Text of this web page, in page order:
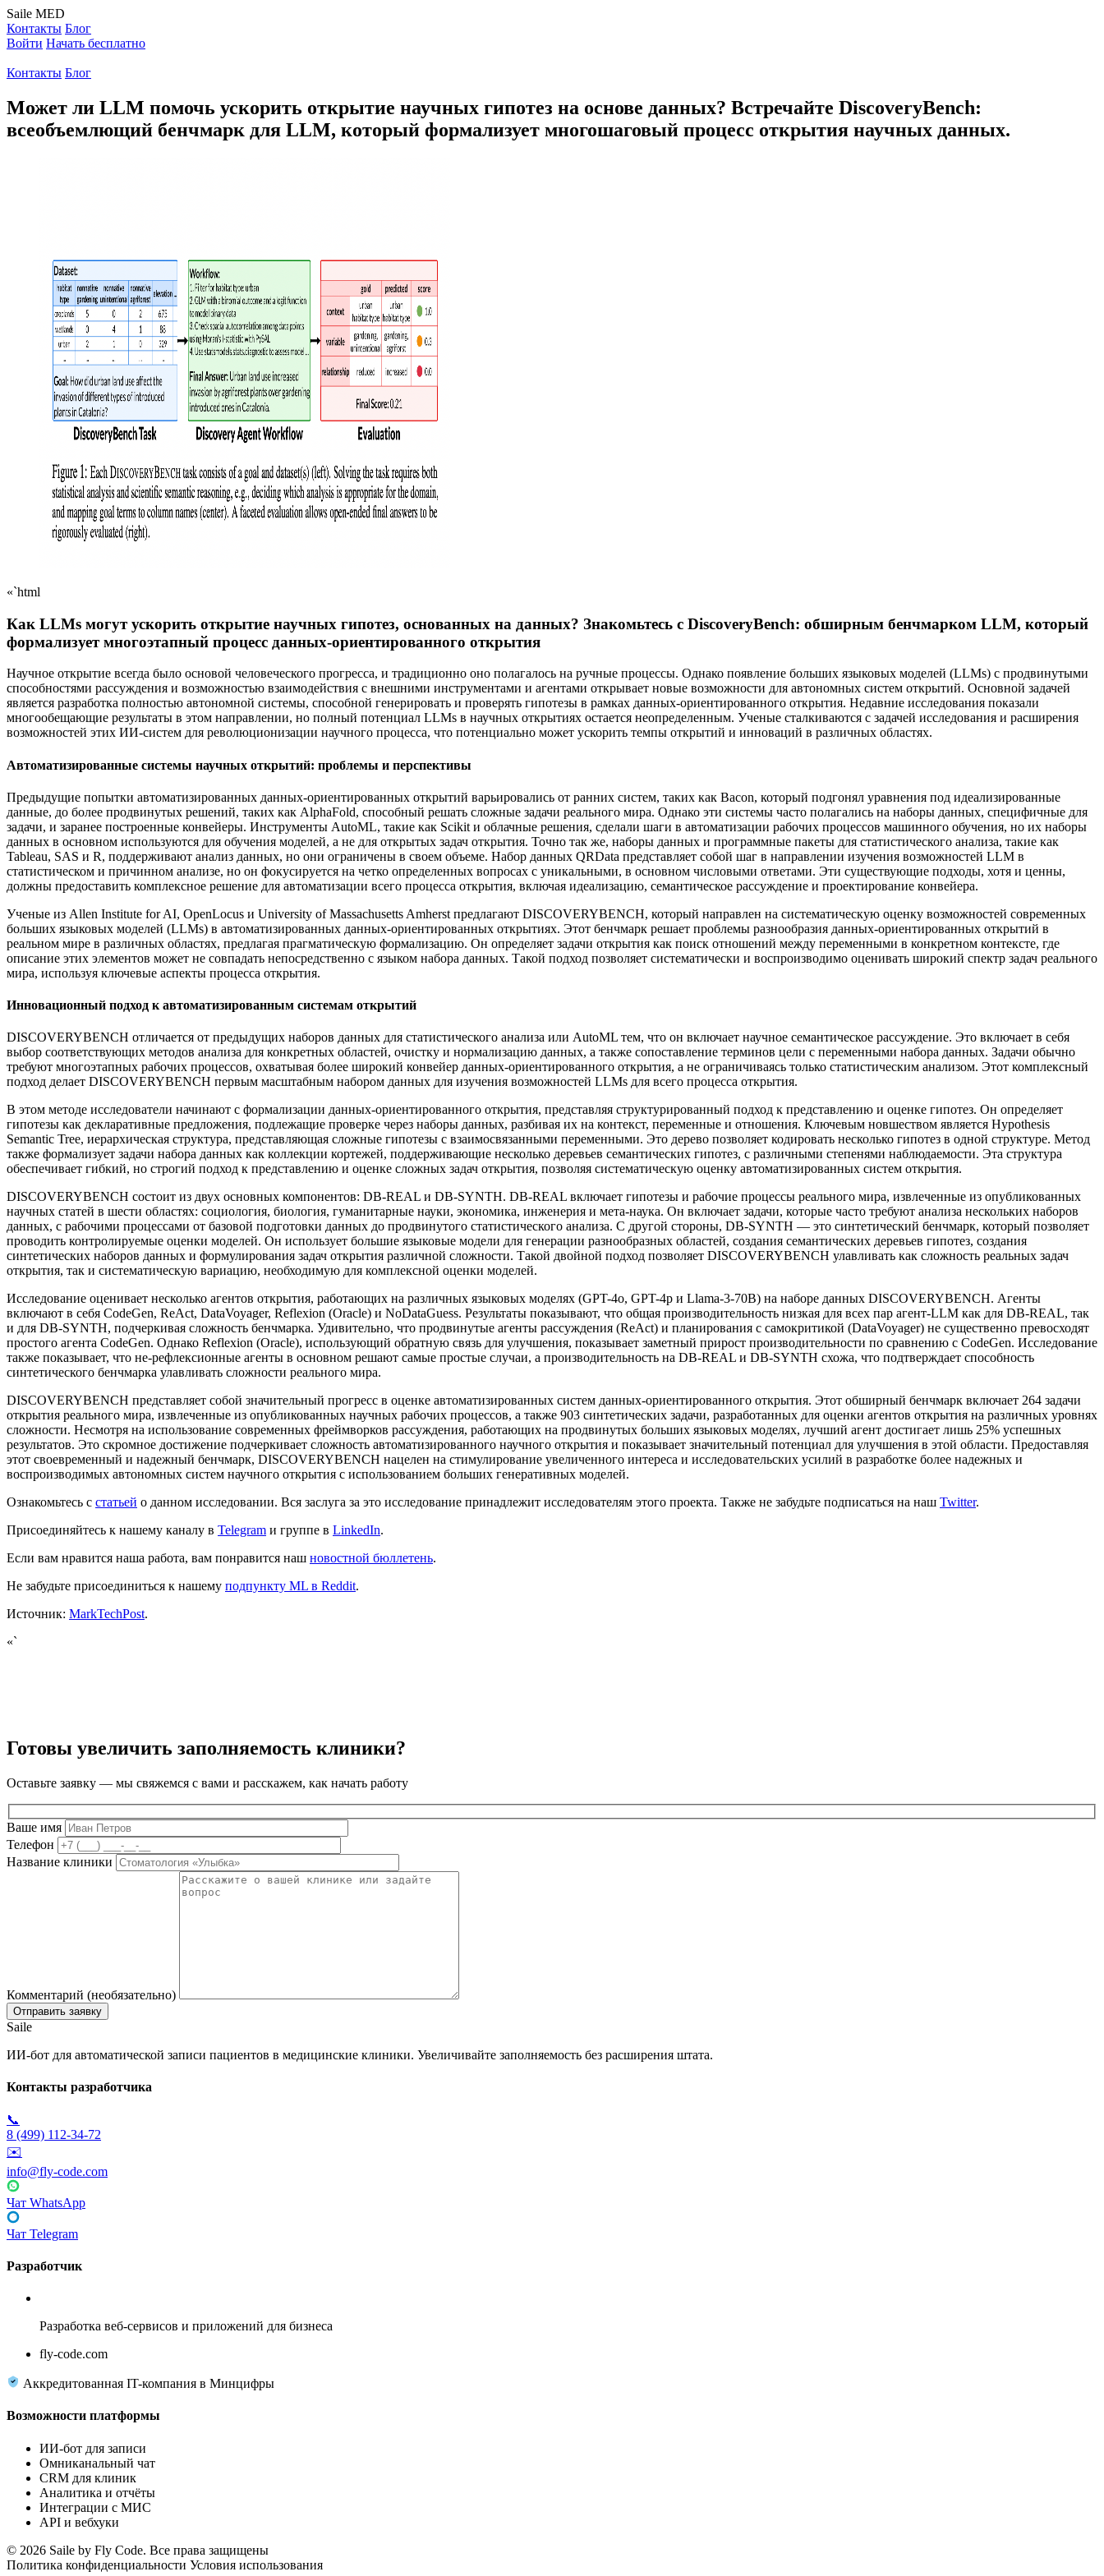
Saile MED
Контакты Блог
Войти Начать бесплатно
Контакты Блог
Может ли LLM помочь ускорить открытие научных гипотез на основе данных? Встречайте DiscoveryBench:
всеобъемлющий бенчмарк для LLM, который формализует многошаговый процесс открытия научных данных.
«`html
Как LLMs могут ускорить открытие научных гипотез, основанных на данных? Знакомьтесь с DiscoveryBench: обширным бенчмарком LLM, который
формализует многоэтапный процесс данных-ориентированного открытия
Научное открытие всегда было основой человеческого прогресса, и традиционно оно полагалось на ручные процессы. Однако появление больших языковых моделей (LLMs) с продвинутыми
способностями рассуждения и возможностью взаимодействия с внешними инструментами и агентами открывает новые возможности для автономных систем открытий. Основной задачей
является разработка полностью автономной системы, способной генерировать и проверять гипотезы в рамках данных-ориентированного открытия. Недавние исследования показали
многообещающие результаты в этом направлении, но полный потенциал LLMs в научных открытиях остается неопределенным. Ученые сталкиваются с задачей исследования и расширения
возможностей этих ИИ-систем для революционизации научного процесса, что потенциально может ускорить темпы открытий и инноваций в различных областях.
Автоматизированные системы научных открытий: проблемы и перспективы
Предыдущие попытки автоматизированных данных-ориентированных открытий варьировались от ранних систем, таких как Bacon, который подгонял уравнения под идеализированные
данные, до более продвинутых решений, таких как AlphaFold, способный решать сложные задачи реального мира. Однако эти системы часто полагались на наборы данных, специфичные для
задачи, и заранее построенные конвейеры. Инструменты AutoML, такие как Scikit и облачные решения, сделали шаги в автоматизации рабочих процессов машинного обучения, но их наборы
данных в основном используются для обучения моделей, а не для открытых задач открытия. Точно так же, наборы данных и программные пакеты для статистического анализа, такие как
Tableau, SAS и R, поддерживают анализ данных, но они ограничены в своем объеме. Набор данных QRData представляет собой шаг в направлении изучения возможностей LLM в
статистическом и причинном анализе, но он фокусируется на четко определенных вопросах с уникальными, в основном числовыми ответами. Эти существующие подходы, хотя и ценны,
должны предоставить комплексное решение для автоматизации всего процесса открытия, включая идеализацию, семантическое рассуждение и проектирование конвейера.
Ученые из Allen Institute for AI, OpenLocus и University of Massachusetts Amherst предлагают DISCOVERYBENCH, который направлен на систематическую оценку возможностей современных
больших языковых моделей (LLMs) в автоматизированных данных-ориентированных открытиях. Этот бенчмарк решает проблемы разнообразия данных-ориентированных открытий в
реальном мире в различных областях, предлагая прагматическую формализацию. Он определяет задачи открытия как поиск отношений между переменными в конкретном контексте, где
описание этих элементов может не совпадать непосредственно с языком набора данных. Такой подход позволяет систематически и воспроизводимо оценивать широкий спектр задач реального
мира, используя ключевые аспекты процесса открытия.
Инновационный подход к автоматизированным системам открытий
DISCOVERYBENCH отличается от предыдущих наборов данных для статистического анализа или AutoML тем, что он включает научное семантическое рассуждение. Это включает в себя
выбор соответствующих методов анализа для конкретных областей, очистку и нормализацию данных, а также сопоставление терминов цели с переменными набора данных. Задачи обычно
требуют многоэтапных рабочих процессов, охватывая более широкий конвейер данных-ориентированного открытия, а не ограничиваясь только статистическим анализом. Этот комплексный
подход делает DISCOVERYBENCH первым масштабным набором данных для изучения возможностей LLMs для всего процесса открытия.
В этом методе исследователи начинают с формализации данных-ориентированного открытия, представляя структурированный подход к представлению и оценке гипотез. Он определяет
гипотезы как декларативные предложения, подлежащие проверке через наборы данных, разбивая их на контекст, переменные и отношения. Ключевым новшеством является Hypothesis
Semantic Tree, иерархическая структура, представляющая сложные гипотезы с взаимосвязанными переменными. Это дерево позволяет кодировать несколько гипотез в одной структуре. Метод
также формализует задачи набора данных как коллекции кортежей, поддерживающие несколько деревьев семантических гипотез, с различными степенями наблюдаемости. Эта структура
обеспечивает гибкий, но строгий подход к представлению и оценке сложных задач открытия, позволяя систематическую оценку автоматизированных систем открытия.
DISCOVERYBENCH состоит из двух основных компонентов: DB-REAL и DB-SYNTH. DB-REAL включает гипотезы и рабочие процессы реального мира, извлеченные из опубликованных
научных статей в шести областях: социология, биология, гуманитарные науки, экономика, инженерия и мета-наука. Он включает задачи, которые часто требуют анализа нескольких наборов
данных, с рабочими процессами от базовой подготовки данных до продвинутого статистического анализа. С другой стороны, DB-SYNTH — это синтетический бенчмарк, который позволяет
проводить контролируемые оценки моделей. Он использует большие языковые модели для генерации разнообразных областей, создания семантических деревьев гипотез, создания
синтетических наборов данных и формулирования задач открытия различной сложности. Такой двойной подход позволяет DISCOVERYBENCH улавливать как сложность реальных задач
открытия, так и систематическую вариацию, необходимую для комплексной оценки моделей.
Исследование оценивает несколько агентов открытия, работающих на различных языковых моделях (GPT-4o, GPT-4p и Llama-3-70B) на наборе данных DISCOVERYBENCH. Агенты
включают в себя CodeGen, ReAct, DataVoyager, Reflexion (Oracle) и NoDataGuess. Результаты показывают, что общая производительность низкая для всех пар агент-LLM как для DB-REAL, так
и для DB-SYNTH, подчеркивая сложность бенчмарка. Удивительно, что продвинутые агенты рассуждения (ReAct) и планирования с самокритикой (DataVoyager) не существенно превосходят
простого агента CodeGen. Однако Reflexion (Oracle), использующий обратную связь для улучшения, показывает заметный прирост производительности по сравнению с CodeGen. Исследование
также показывает, что не-рефлексионные агенты в основном решают самые простые случаи, а производительность на DB-REAL и DB-SYNTH схожа, что подтверждает способность
синтетического бенчмарка улавливать сложности реального мира.
DISCOVERYBENCH представляет собой значительный прогресс в оценке автоматизированных систем данных-ориентированного открытия. Этот обширный бенчмарк включает 264 задачи
открытия реального мира, извлеченные из опубликованных научных рабочих процессов, а также 903 синтетических задачи, разработанных для оценки агентов открытия на различных уровнях
сложности. Несмотря на использование современных фреймворков рассуждения, работающих на продвинутых больших языковых моделях, лучший агент достигает лишь 25% успешных
результатов. Это скромное достижение подчеркивает сложность автоматизированного научного открытия и показывает значительный потенциал для улучшения в этой области. Предоставляя
этот своевременный и надежный бенчмарк, DISCOVERYBENCH нацелен на стимулирование увеличенного интереса и исследовательских усилий в разработке более надежных и
воспроизводимых автономных систем научного открытия с использованием больших генеративных моделей.
Ознакомьтесь с статьей о данном исследовании. Вся заслуга за это исследование принадлежит исследователям этого проекта. Также не забудьте подписаться на наш Twitter.
Присоединяйтесь к нашему каналу в Telegram и группе в LinkedIn.
Если вам нравится наша работа, вам понравится наш новостной бюллетень.
Не забудьте присоединиться к нашему подпункту ML в Reddit.
Источник: MarkTechPost.
«`
Готовы увеличить заполняемость клиники?
Оставьте заявку — мы свяжемся с вами и расскажем, как начать работу
Ваше имя
Телефон
Название клиники
Комментарий (необязательно)
Saile
ИИ-бот для автоматической записи пациентов в медицинские клиники. Увеличивайте заполняемость без расширения штата.
Контакты разработчика
📞
8 (499) 112-34-72
✉️
info@fly-code.com
Чат WhatsApp
Чат Telegram
Разработчик
Разработка веб-сервисов и приложений для бизнеса
fly-code.com
Аккредитованная IT-компания в Минцифры
Возможности платформы
ИИ-бот для записи
Омниканальный чат
CRM для клиник
Аналитика и отчёты
Интеграции с МИС
API и вебхуки
© 2026 Saile by Fly Code. Все права защищены
Политика конфиденциальности Условия использования